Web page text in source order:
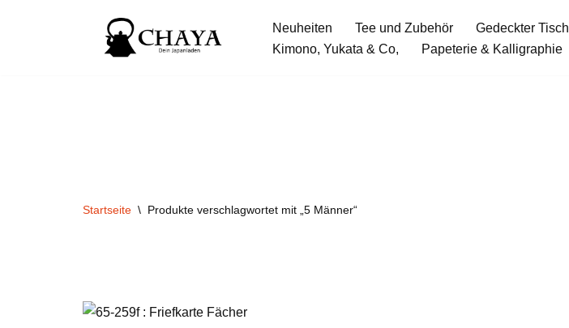
Neuheiten Tee und Zubehör Gedeckter Tisch
Kimono, Yukata & Co,
Papeterie & Kalligraphie
Startseite \ Produkte verschlagwortet mit „5 Männer“